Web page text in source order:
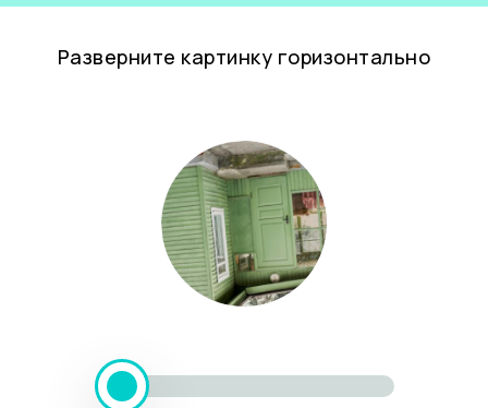
Разверните картинку горизонтально